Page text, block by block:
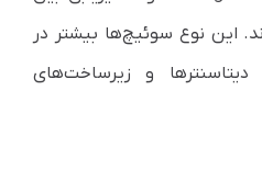
این نوع سوئیچ‌ها بیشتر در
دیتاسنترها و زیرساخت‌های